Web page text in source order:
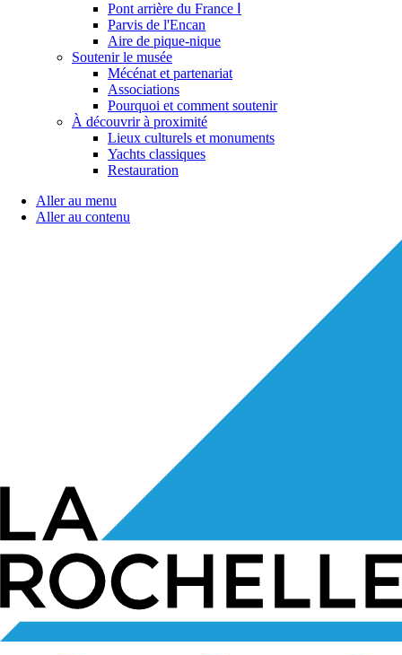
Pont arrière du France Ⅰ
Parvis de l'Encan
Aire de pique-nique
Soutenir le musée
Mécénat et partenariat
Associations
Pourquoi et comment soutenir
À découvrir à proximité
Lieux culturels et monuments
Yachts classiques
Restauration
Aller au menu
Aller au contenu